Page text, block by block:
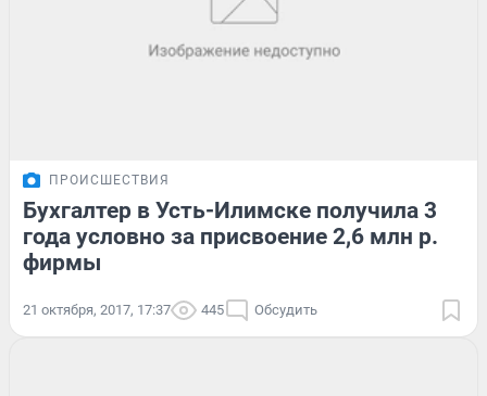
ПРОИСШЕСТВИЯ
Бухгалтер в Усть-Илимске получила 3
года условно за присвоение 2,6 млн р.
фирмы
21 октября, 2017, 17:37 445 Обсудить